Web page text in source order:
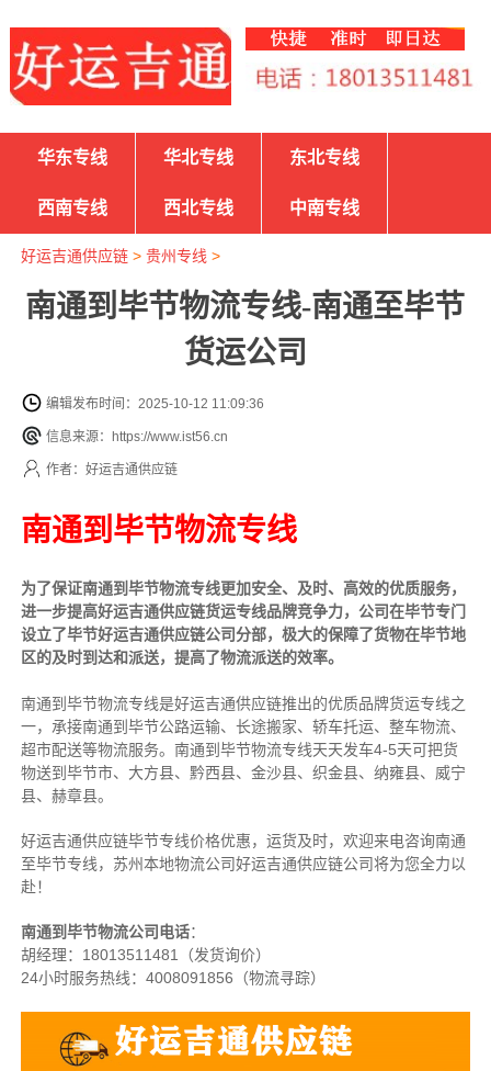
华东专线 华北专线 东北专线
西南专线 西北专线 中南专线
好运吉通供应链> 贵州专线 >
南通到毕节物流专线-南通至毕节
货运公司
编辑发布时间：2025-10-12 11:09:36
信息来源：https://www.ist56.cn
作者：好运吉通供应链
南通到毕节物流专线
为了保证南通到毕节物流专线更加安全、及时、高效的优质服务，
进一步提高好运吉通供应链货运专线品牌竞争力，公司在毕节专门
设立了毕节好运吉通供应链公司分部，极大的保障了货物在毕节地
区的及时到达和派送，提高了物流派送的效率。
南通到毕节物流专线是好运吉通供应链推出的优质品牌货运专线之
一， 承接南通到毕节公路运输、长途搬家、轿车托运、整车物流、
超市配送等物流服务。南通到 毕节物流专线天天发车4-5天可把货
物送到毕节市、大方县、黔西县、金沙县、织金县、纳雍县、威宁
县、赫章县。
好运吉通供应链毕节专线价格优惠，运货及时，欢迎来电咨询南通
至毕节专线，苏州本地物流公司好运吉通供应链公司将为您全力以
赴！
南通到毕节物流公司电话：
胡经理： 18013511481（发货询价）
24小时服务热线：4008091856（物流寻踪）